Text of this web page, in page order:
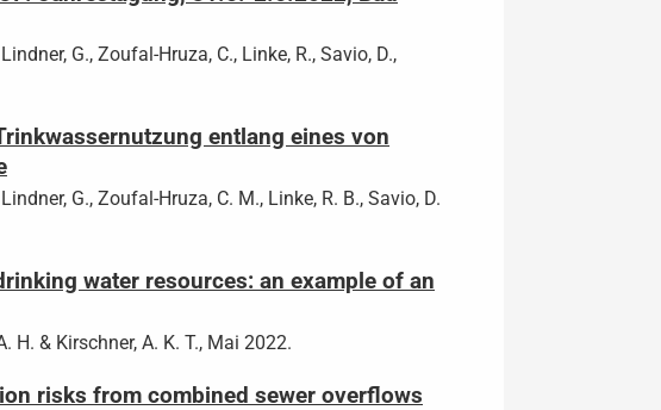
G., Zoufal-Hruza, C., Linke, R., Savio, D.,
entlang eines von
G., Zoufal-Hruza, C. M., Linke, R. B., Savio, D.
water resources: an example of an
H. & Kirschner, A. K. T., Mai 2022.
risks from combined sewer overflows